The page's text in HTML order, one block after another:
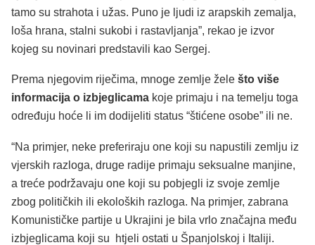
tamo su strahota i užas. Puno je ljudi iz arapskih zemalja,
loša hrana, stalni sukobi i rastavljanja”, rekao je izvor
kojeg su novinari predstavili kao Sergej.
Prema njegovim riječima, mnoge zemlje žele što više
informacija o izbjeglicama koje primaju i na temelju toga
određuju hoće li im dodijeliti status “štićene osobe” ili ne.
“Na primjer, neke preferiraju one koji su napustili zemlju iz
vjerskih razloga, druge radije primaju seksualne manjine,
a treće podržavaju one koji su pobjegli iz svoje zemlje
zbog političkih ili ekoloških razloga. Na primjer, zabrana
Komunističke partije u Ukrajini je bila vrlo značajna među
izbjeglicama koji su htjeli ostati u Španjolskoj i Italiji.